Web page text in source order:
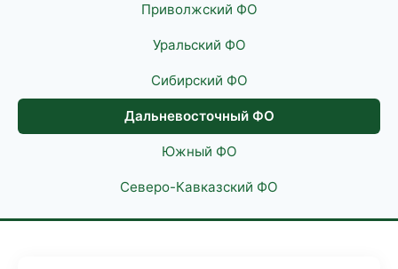
Приволжский ФО
Уральский ФО
Сибирский ФО
Дальневосточный ФО
Южный ФО
Северо-Кавказский ФО